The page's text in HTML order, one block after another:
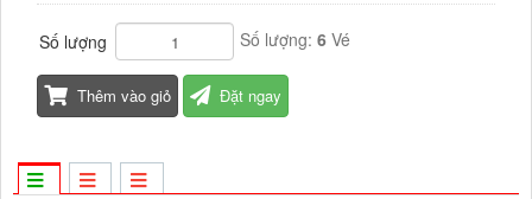
Số lượng Số lượng: 6 Vé
Thêm vào giỏ Đặt ngay